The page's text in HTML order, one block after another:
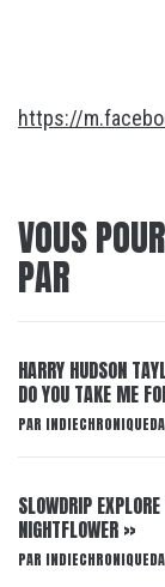
https://
VOUS
PAR
HARRY HUDSON
DO YOU TAKE ME
PAR
SLOWDRIP
NIGHTFLOWER »
PAR